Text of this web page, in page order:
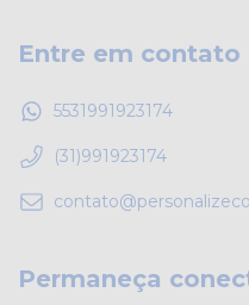
Entre em contato
5531991923174
(31)991923174
Permaneça